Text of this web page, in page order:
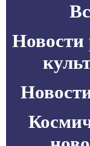
Новости